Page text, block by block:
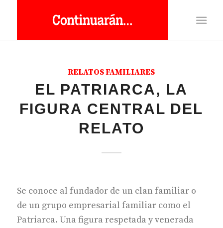
RELATOS FAMILIARES
EL PATRIARCA, LA
FIGURA CENTRAL DEL
RELATO
Se conoce al fundador de un clan familiar o
de un grupo empresarial familiar como el
Patriarca. Una figura respetada y venerada